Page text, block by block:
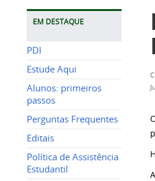
EM DESTAQUE
PDI
Estude Aqui
Alunos: primeiros
passos
Perguntas Frequentes
Editais
Política de Assistência
Estudantil